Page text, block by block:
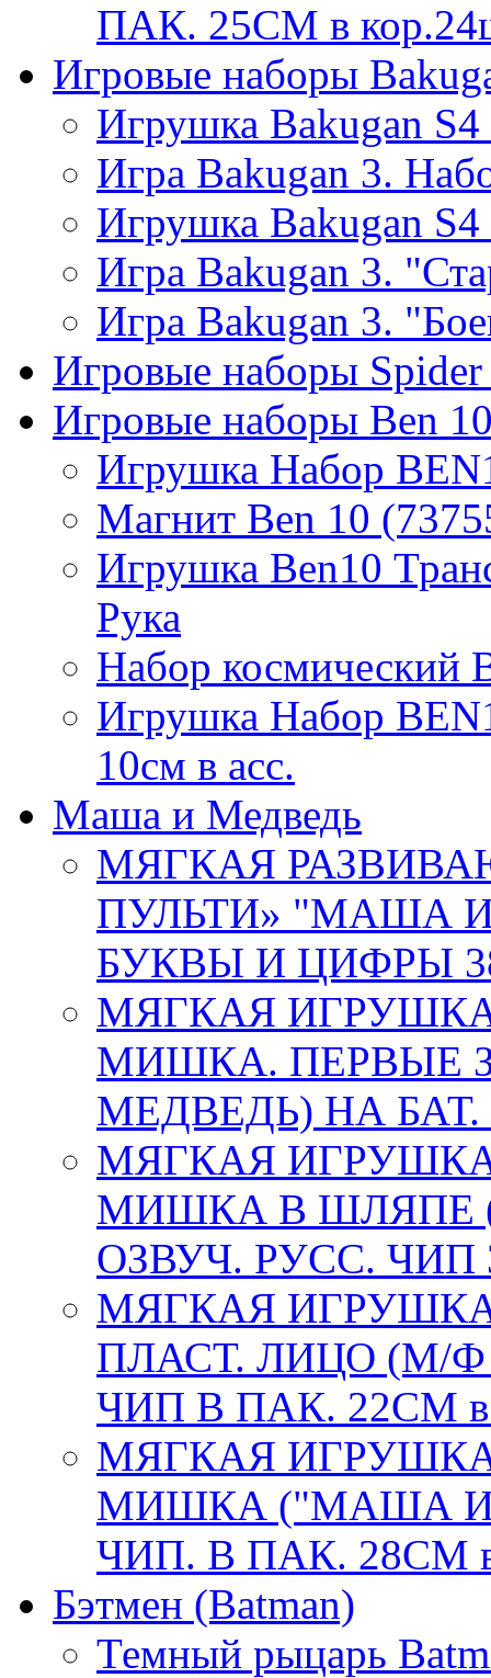
ПАК. 25СМ в
Игровые наборы
Игрушка Bakugan S4
Игра Bakugan 3.
Игрушка Bakugan
Игра Bakugan 3.
Игра Bakugan 3.
Игровые наборы
Игровые наборы Ben
Игрушка Набор
Магнит Ben 10
Игрушка Ben10
Рука
Набор космический
Игрушка Набор
10см в асс.
Маша и Медведь
МЯГКАЯ
ПУЛЬТИ» "МАША
БУКВЫ И ЦИФРЫ
МЯГКАЯ
МИШКА. ПЕРВЫЕ
МЕДВЕДЬ) НА БАТ.
МЯГКАЯ
МИШКА В ШЛЯПЕ
ОЗВУЧ. РУСС. ЧИП
МЯГКАЯ
ПЛАСТ. ЛИЦО (М/
ЧИП В ПАК. 22СМ в
МЯГКАЯ
МИШКА ("МАША И
ЧИП. В ПАК. 28СМ в
Бэтмен (Batman)
Темный рыцарь